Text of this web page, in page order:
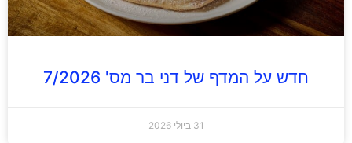
חדש על המדף של דני בר מס' 7/2026
31 ביולי 2026